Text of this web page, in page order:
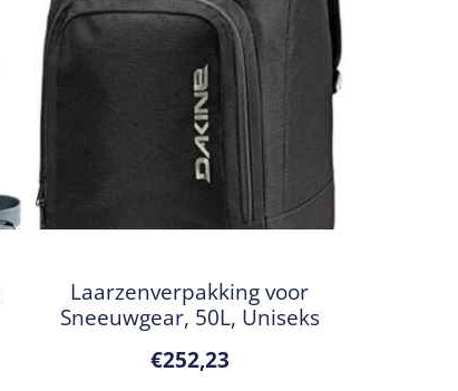
Laarzenverpakking voor
Sneeuwgear, 50L, Uniseks
€252,23